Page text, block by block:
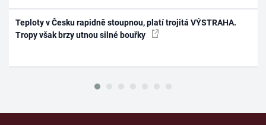
Teploty v Česku rapidně stoupnou, platí trojitá VÝSTRAHA.
Tropy však brzy utnou silné bouřky